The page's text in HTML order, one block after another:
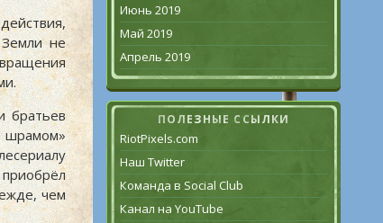
не
братьев
шрамом»
чем
Июнь 2019
Май 2019
Апрель 2019
ПОЛЕЗНЫЕ ССЫЛКИ
RiotPixels.com
Наш Twitter
Команда в Social Club
Канал на YouTube